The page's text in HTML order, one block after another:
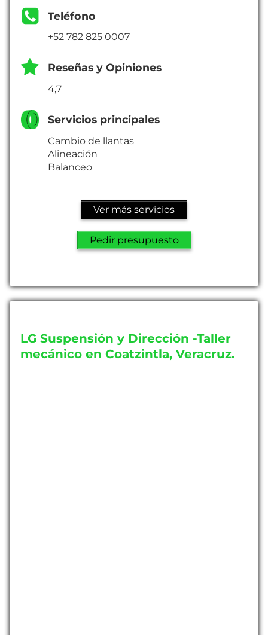
Teléfono
+52 782 825 0007
Reseñas y Opiniones
4,7
Servicios principales
Cambio de llantas
Alineación
Balanceo
Ver más servicios
Pedir presupuesto
LG Suspensión y Dirección -Taller
mecánico en Coatzintla, Veracruz.